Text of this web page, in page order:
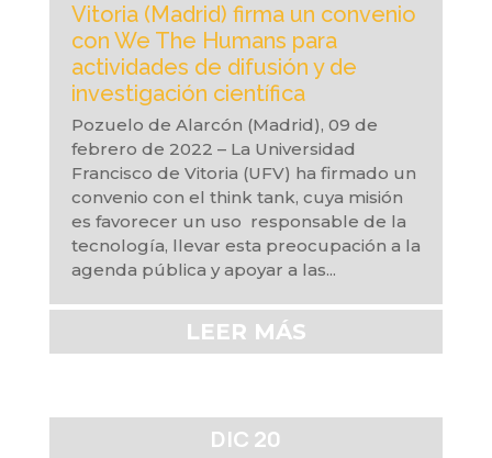
Vitoria (Madrid) firma un convenio
con We The Humans para
actividades de difusión y de
investigación científica
Pozuelo de Alarcón (Madrid), 09 de
febrero de 2022 – La Universidad
Francisco de Vitoria (UFV) ha firmado un
convenio con el think tank­­­, cuya misión
es favorecer un uso responsable de la
tecnología, llevar esta preocupación a la
agenda pública y apoyar a las...
LEER MÁS
DIC 20